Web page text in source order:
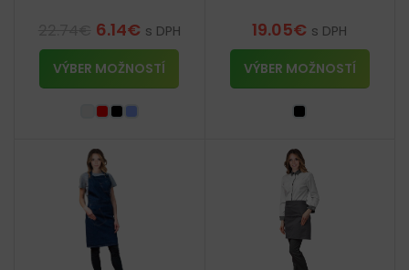
6.14€ s DPH
VÝBER MOŽNOSTÍ
19.05€ s DPH
VÝBER MOŽNOSTÍ